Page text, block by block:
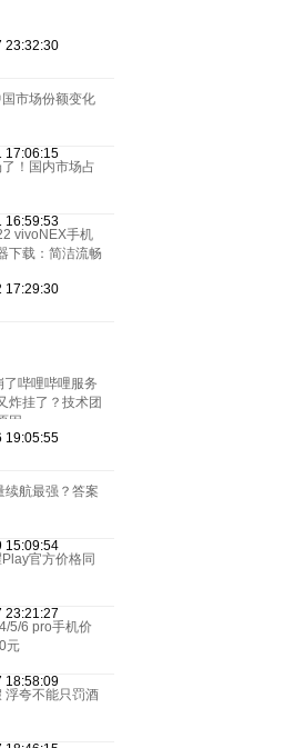
23:32:30
市场份额变化
17:06:15
！国内市场占
16:59:53
vivoNEX手机
下载：简洁流畅
17:29:30
了哔哩哔哩服务
炸挂了？技术团
因
19:05:55
航最强？答案
15:09:54
官方价格同
23:21:27
5/6 pro手机价
元
18:58:09
浮夸不能只罚酒